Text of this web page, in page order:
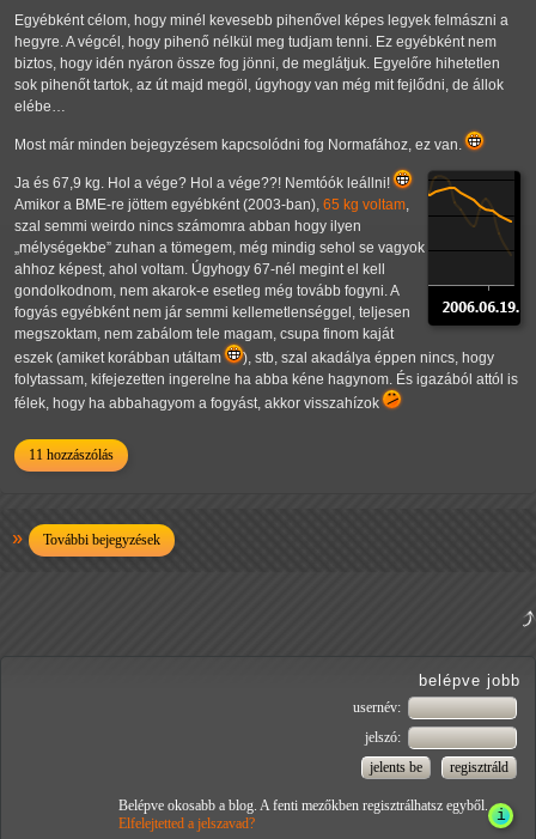
Egyébként célom, hogy minél kevesebb pihenővel képes legyek felmászni a
hegyre. A végcél, hogy pihenő nélkül meg tudjam tenni. Ez egyébként nem
biztos, hogy idén nyáron össze fog jönni, de meglátjuk. Egyelőre hihetetlen
sok pihenőt tartok, az út majd megöl, úgyhogy van még mit fejlődni, de állok
elébe…
Most már minden bejegyzésem kapcsolódni fog Normafához, ez van.
Ja és 67,9 kg. Hol a vége? Hol a vége??! Nemtóók leállni!
Amikor a BME-re jöttem egyébként (2003-ban), 65 kg voltam,
szal semmi weirdo nincs számomra abban hogy ilyen
mélységekbe zuhan a tömegem, még mindig sehol se vagyok
ahhoz képest, ahol voltam. Úgyhogy 67-nél megint el kell
gondolkodnom, nem akarok-e esetleg még tovább fogyni. A
fogyás egyébként nem jár semmi kellemetlenséggel, teljesen
megszoktam, nem zabálom tele magam, csupa finom kaját
eszek (amiket korábban utáltam
), stb, szal akadálya éppen nincs, hogy
folytassam, kifejezetten ingerelne ha abba kéne hagynom. És igazából attól is
félek, hogy ha abbahagyom a fogyást, akkor visszahízok
11 hozzászólás
További bejegyzések
belépve jobb
usernév:
jelszó:
Belépve okosabb a blog. A fenti mezőkben regisztrálhatsz egyből.
Elfelejtetted a jelszavad?